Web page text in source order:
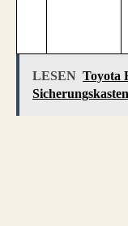
LESEN Toyota
Sicherungskasten